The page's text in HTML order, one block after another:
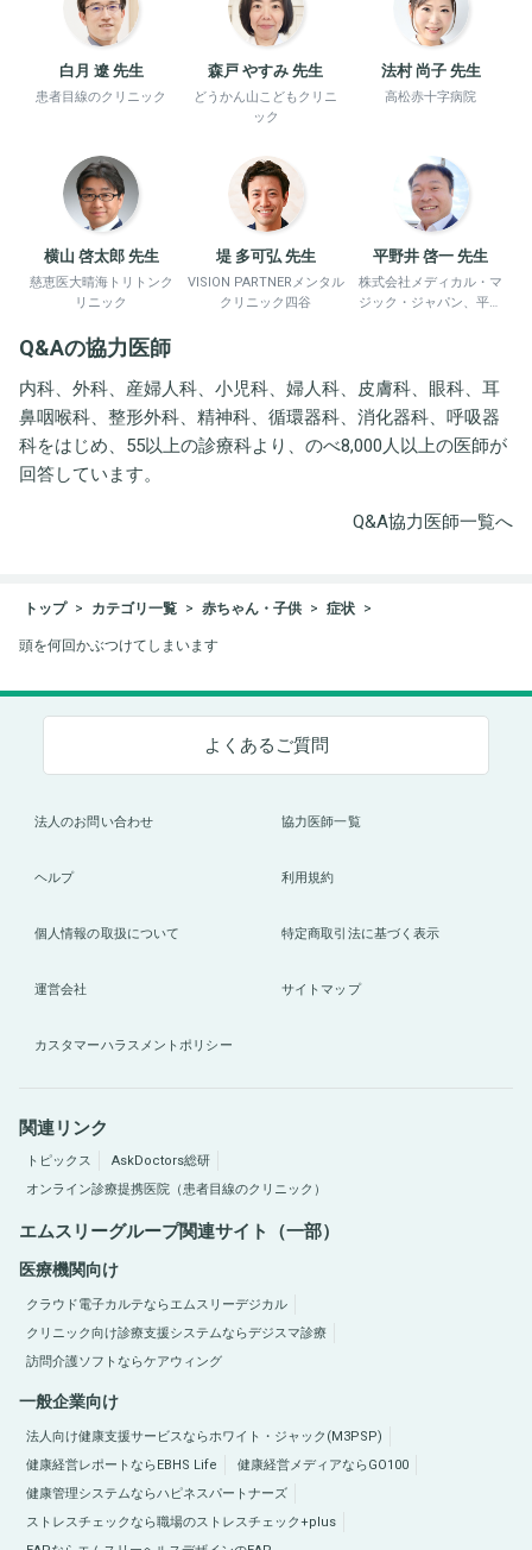
白月 遼 先生
患者目線のクリニック
森戸 やすみ 先生
どうかん山こどもクリニ
ック
法村 尚子 先生
高松赤十字病院
横山 啓太郎 先生
慈恵医大晴海トリトンク
リニック
堤 多可弘 先生
VISION PARTNERメンタル
クリニック四谷
平野井 啓一 先生
株式会社メディカル・マ
ジック・ジャパン、平野
Q&Aの協力医師
内科、外科、産婦人科、小児科、婦人科、皮膚科、眼科、耳
鼻咽喉科、整形外科、精神科、循環器科、消化器科、呼吸器
科をはじめ、55以上の診療科より、のべ8,000人以上の医師が
回答しています。
Q&A協力医師一覧へ
トップ カテゴリ一覧 赤ちゃん・子供 症状
頭を何回かぶつけてしまいます
よくあるご質問
法人のお問い合わせ 協力医師一覧
ヘルプ 利用規約
個人情報の取扱について 特定商取引法に基づく表示
運営会社 サイトマップ
カスタマーハラスメントポリシー
関連リンク
トピックス
AskDoctors総研
オンライン診療提携医院（患者目線のクリニック）
エムスリーグループ関連サイト（一部）
医療機関向け
クラウド電子カルテならエムスリーデジカル
クリニック向け診療支援システムならデジスマ診療
訪問介護ソフトならケアウィング
一般企業向け
法人向け健康支援サービスならホワイト・ジャック(M3PSP)
健康経営レポートならEBHS Life
健康経営メディアならGO100
健康管理システムならハピネスパートナーズ
ストレスチェックなら職場のストレスチェック+plus